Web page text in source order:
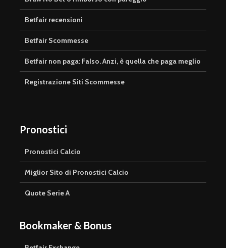
Betfair recensioni
Betfair Scommesse
Betfair non paga: Falso. Anzi, è quella che paga meglio
Registrazione Siti Scommesse
Pronostici
Pronostici Calcio
Miglior Sito di Pronostici Calcio
Quote Serie A
Bookmaker & Bonus